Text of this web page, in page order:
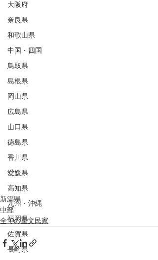
大阪府
奈良県
和歌山県
中国・四国
鳥取県
島根県
岡山県
広島県
山口県
徳島県
香川県
愛媛県
高知県
九州・沖縄
福岡県
佐賀県
長崎県
新潟県
中部
全ての重文民家